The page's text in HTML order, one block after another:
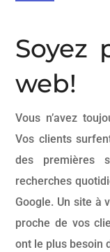
Soyez
web!
Vous n’avez
Vos clients
des premières
recherches
Google. Un site à
proche de vos
ont le plus besoin